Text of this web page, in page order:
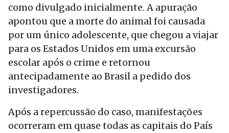
como divulgado inicialmente. A apuração
apontou que a morte do animal foi causada
por um único adolescente, que chegou a viajar
para os Estados Unidos em uma excursão
escolar após o crime e retornou
antecipadamente ao Brasil a pedido dos
investigadores.
Após a repercussão do caso, manifestações
ocorreram em quase todas as capitais do País